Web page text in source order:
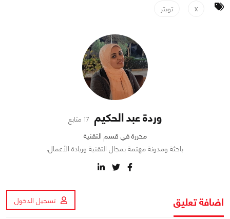
x تويتر
وردة عبد الحكيم 17 متابع
محررة في قسم التقنية
باحثة ومدونة مهتمة بمجال التقنية وريادة الأعمال.
اضافة تعليق تسجيل الدخول